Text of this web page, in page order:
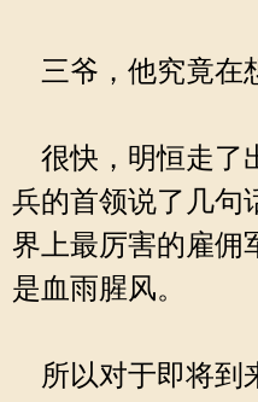
三爷，他究竟在
很快，明恒走了
兵的首领说了几句
界上最厉害的雇佣
是血雨腥风。
所以对于即将到